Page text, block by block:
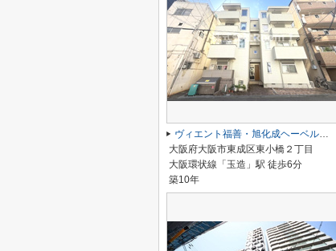
ヴィエント福善・旭化成ヘーベルメゾンHEBEL HAUS
大阪府大阪市東成区東小橋２丁目
大阪環状線「玉造」駅 徒歩6分
築10年